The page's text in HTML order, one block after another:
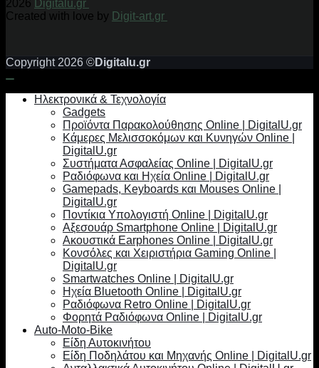
2026 Digitalu.gr
Created with love by Digit-art.gr
Copyright 2026 ©Digitalu.gr
Ηλεκτρονικά & Τεχνολογία
Gadgets
Προϊόντα Παρακολούθησης Online | DigitalU.gr
Κάμερες Μελισσοκόμων και Κυνηγών Online |
DigitalU.gr
Συστήματα Ασφαλείας Online | DigitalU.gr
Ραδιόφωνα και Ηχεία Online | DigitalU.gr
Gamepads, Keyboards και Mouses Online |
DigitalU.gr
Ποντίκια Υπολογιστή Online | DigitalU.gr
Αξεσουάρ Smartphone Online | DigitalU.gr
Ακουστικά Earphones Online | DigitalU.gr
Κονσόλες και Χειριστήρια Gaming Online |
DigitalU.gr
Smartwatches Online | DigitalU.gr
Ηχεία Bluetooth Online | DigitalU.gr
Ραδιόφωνα Retro Online | DigitalU.gr
Φορητά Ραδιόφωνα Online | DigitalU.gr
Auto-Moto-Bike
Είδη Αυτοκινήτου
Είδη Ποδηλάτου και Μηχανής Online | DigitalU.gr